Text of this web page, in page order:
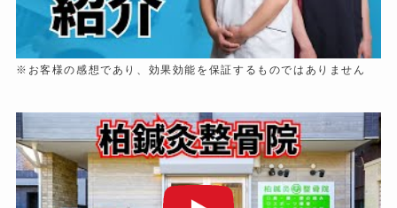
※お客様の感想であり、効果効能を保証するものではありません